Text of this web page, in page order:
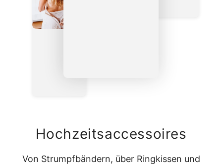
Hochzeitsaccessoires
Von Strumpfbändern, über Ringkissen und